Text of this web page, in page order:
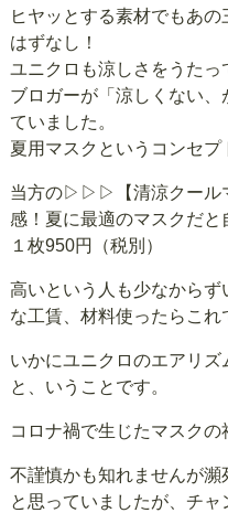
ヒヤッとする素材でもあ
はずなし！
ユニクロも涼しさをうた
ブロガーが「涼しくない
ていました。
夏用マスクというコンセプ
当方の▷▷▷【清涼クール
感！夏に最適のマスクだと
１枚950円（税別）
高いという人も少なから
な工賃、材料使ったらこれ
いかにユニクロのエアリズ
と、いうことです。
コロナ禍で生じたマスクの
不謹慎かも知れませんが
と思っていましたが、チャ